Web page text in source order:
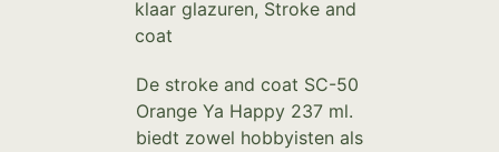
klaar glazuren, Stroke and
coat
De stroke and coat SC-50
Orange Ya Happy 237 ml.
biedt zowel hobbyisten als